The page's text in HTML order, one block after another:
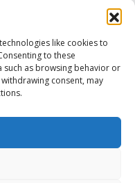
like cookies to
to these
as browsing behavior or
consent, may
DMO